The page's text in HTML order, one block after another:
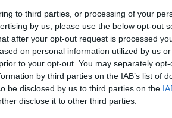
to third parties, or processing of your
by us, please use the below opt-out
after your opt-out request is processed
on personal information utilized by us
to your opt-out. You may separately
by third parties on the IAB’s list of
be disclosed by us to third parties on the
disclose it to other third parties.
oportunidades de
Puertos 4.0.
cumplir con los criterios de
del proceso de solicitud.
asistentes.